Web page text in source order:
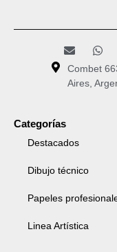
Combet
Aires,
Categorías
Destacados
Dibujo técnico
Papeles
Linea Artística